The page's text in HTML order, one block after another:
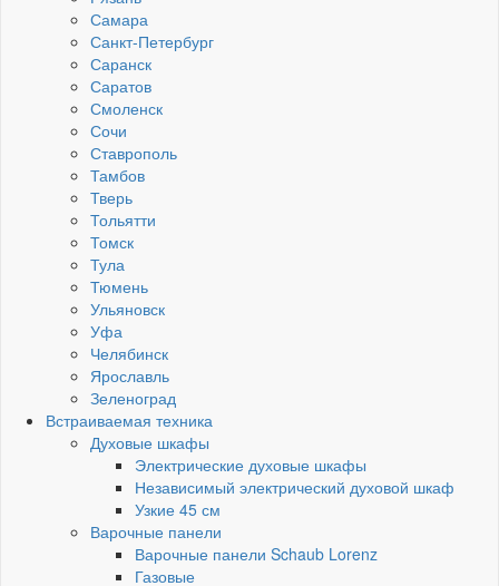
Самара
Санкт-Петербург
Саранск
Саратов
Смоленск
Сочи
Ставрополь
Тамбов
Тверь
Тольятти
Томск
Тула
Тюмень
Ульяновск
Уфа
Челябинск
Ярославль
Зеленоград
Встраиваемая техника
Духовые шкафы
Электрические духовые шкафы
Независимый электрический духовой шкаф
Узкие 45 см
Варочные панели
Варочные панели Schaub Lorenz
Газовые